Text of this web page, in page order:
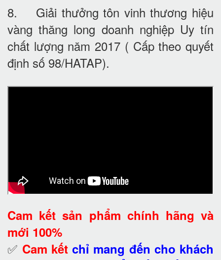
8. Giải thưởng tôn vinh thương hiệu
vàng thăng long doanh nghiệp Uy tín
chất lượng năm 2017 ( Cấp theo quyết
định số 98/HATAP).
Cam kết sản phẩm chính hãng và
mới 100%
✅ Cam kết chỉ mang đến cho khách